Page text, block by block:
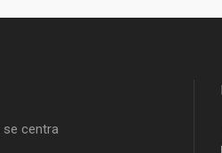
se centra